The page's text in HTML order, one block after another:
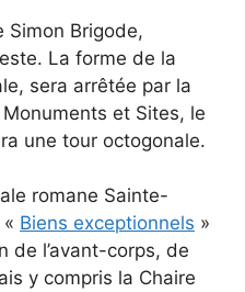
Simon Brigode,
La forme de la
sera arrêtée par la
et Sites, le
une tour octogonale.
romane Sainte-
Biens exceptionnels »
de l’avant-corps, de
y compris la Chaire